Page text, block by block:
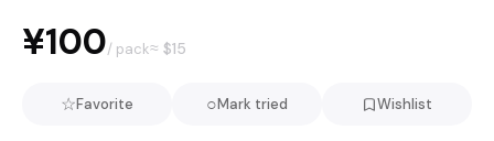
¥100/ pack≈ $15
☆Favorite ○Mark tried Wishlist